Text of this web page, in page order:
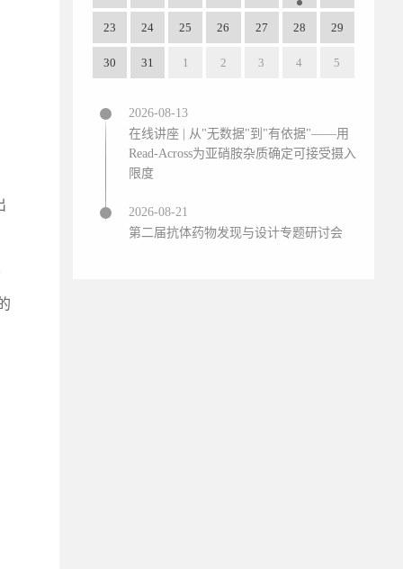
23 24 25 26 27 28 29
30 31 1 2 3 4 5
2026-08-13
在线讲座 | 从"无数据"到"有依据"——用
Read-Across为亚硝胺杂质确定可接受摄入
限度
2026-08-21
第二届抗体药物发现与设计专题研讨会